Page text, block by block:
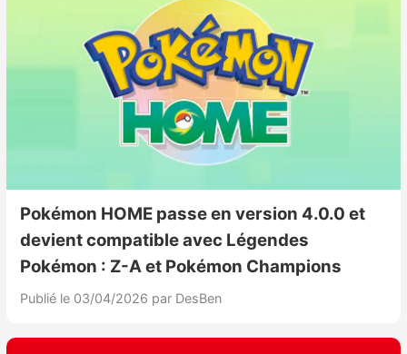
Pokémon HOME passe en version 4.0.0 et
devient compatible avec Légendes
Pokémon : Z-A et Pokémon Champions
Publié le 03/04/2026 par DesBen